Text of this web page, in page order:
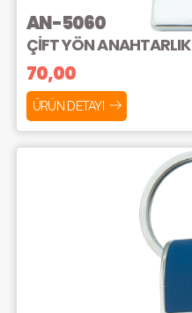
AN-5060
ÇİFT YÖN ANAHTARLIK
70,00
ÜRÜN DETAYI